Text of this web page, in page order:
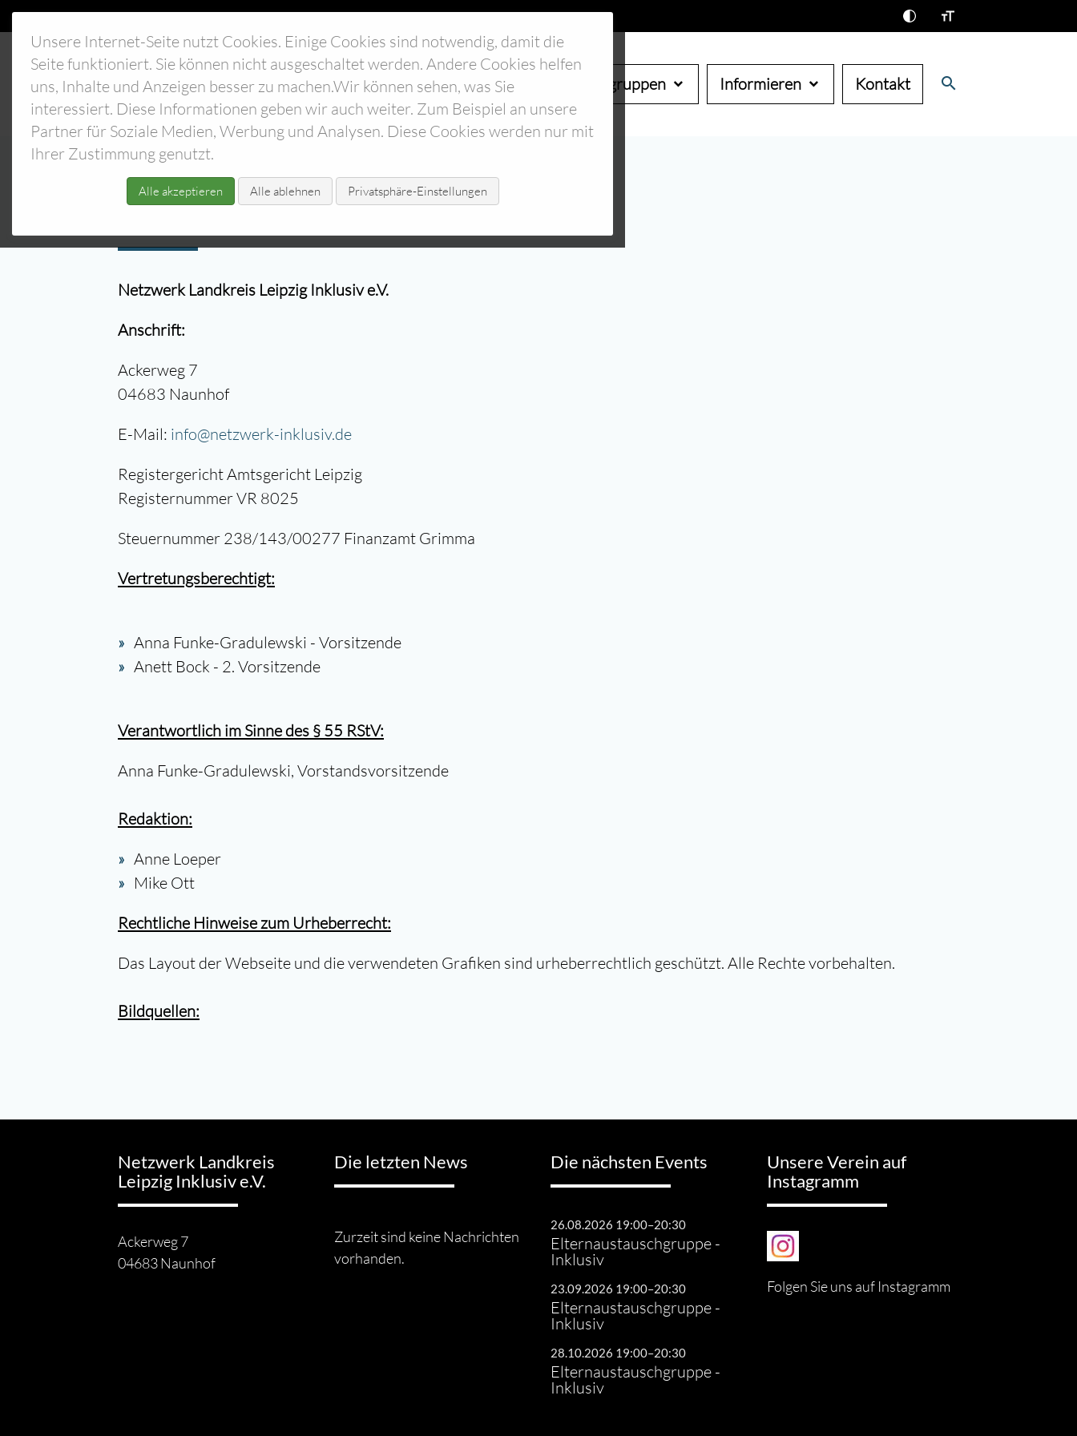
Unsere Internet-Seite nutzt Cookies. Einige Cookies sind notwendig, damit die
Seite funktioniert. Sie können nicht ausgeschaltet werden. Andere Cookies helfen
uns, Inhalte und Anzeigen besser zu machen.Wir können sehen, was Sie
interessiert. Diese Informationen geben wir auch weiter. Zum Beispiel an unsere
Partner für Soziale Medien, Werbung und Analysen. Diese Cookies werden nur mit
Ihrer Zustimmung genutzt.
Alle akzeptieren Alle ablehnen Privatsphäre-Einstellungen
Start Verein Arbeitsgruppen Informieren Kontakt search
Impressum
Netzwerk Landkreis Leipzig Inklusiv e.V.
Anschrift:
Ackerweg 7
04683 Naunhof
E-Mail: info@netzwerk-inklusiv.de
Registergericht Amtsgericht Leipzig
Registernummer VR 8025
Steuernummer 238/143/00277 Finanzamt Grimma
Vertretungsberechtigt:
Anna Funke-Gradulewski - Vorsitzende
Anett Bock - 2. Vorsitzende
Verantwortlich im Sinne des § 55 RStV:
Anna Funke-Gradulewski, Vorstandsvorsitzende
Redaktion:
Anne Loeper
Mike Ott
Rechtliche Hinweise zum Urheberrecht:
Das Layout der Webseite und die verwendeten Grafiken sind urheberrechtlich geschützt. Alle Rechte vorbehalten.
Bildquellen:
Netzwerk Landkreis
Leipzig Inklusiv e.V.
Ackerweg 7
04683 Naunhof
Die letzten News
Zurzeit sind keine Nachrichten
vorhanden.
Die nächsten Events
26.08.2026 19:00–20:30
Elternaustauschgruppe -
Inklusiv
23.09.2026 19:00–20:30
Elternaustauschgruppe -
Inklusiv
28.10.2026 19:00–20:30
Elternaustauschgruppe -
Inklusiv
Unsere Verein auf
Instagramm
Folgen Sie uns auf Instagramm